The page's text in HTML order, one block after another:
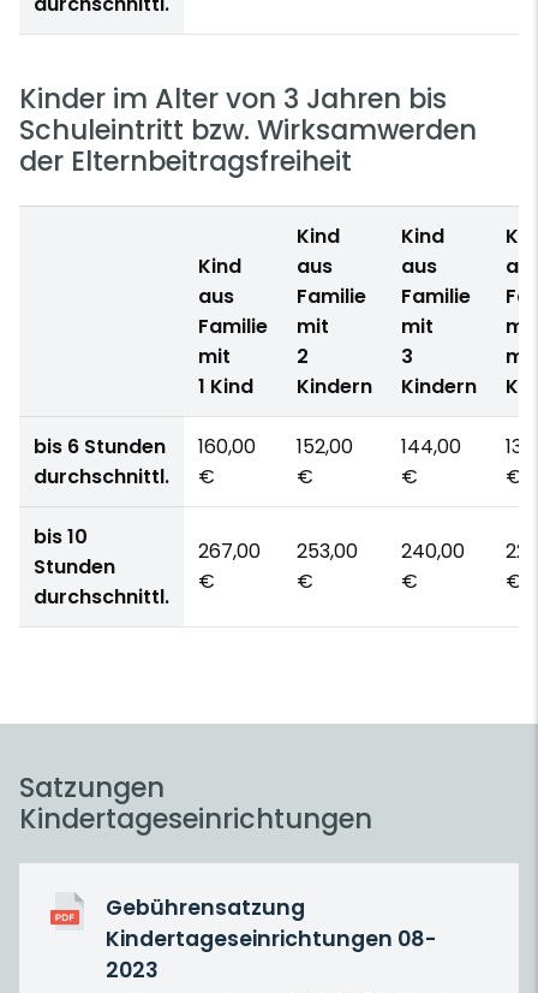
Kinder im Alter von 3 Jahren bis
Schuleintritt bzw. Wirksamwerden
der Elternbeitragsfreiheit
Kind
aus
Familie
mit
1 Kind
Kind
aus
Familie
mit
2
Kindern
Kind
aus
Familie
mit
3
Kindern
bis 6 Stunden
durchschnittl.
160,00
€
152,00
€
144,00
€
€
bis 10
Stunden
durchschnittl.
267,00
€
253,00
€
240,00
€
€
Satzungen
Kindertageseinrichtungen
Gebührensatzung
Kindertageseinrichtungen 08-
2023